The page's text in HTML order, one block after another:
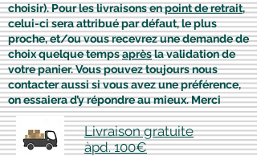
choisir). Pour les livraisons enpoint de retrait,
celui-ci sera attribué par défaut, le plus
proche, et/ou vous recevrez une demande de
choix quelque tempsaprèsla validation de
votre panier. Vous pouvez toujours nous
contacter aussi si vous avez une préférence,
on essaiera d’y répondre au mieux. Merci
Livraison gratuite
àpd. 100€